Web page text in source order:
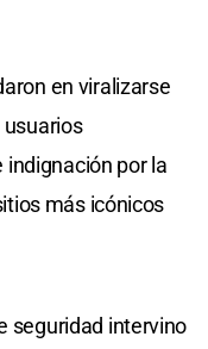
en viralizarse
usuarios
indignación por la
más icónicos
seguridad intervino